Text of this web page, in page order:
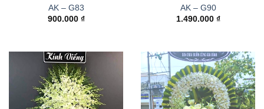
AK – G83
900.000 ₫
AK – G90
1.490.000 ₫